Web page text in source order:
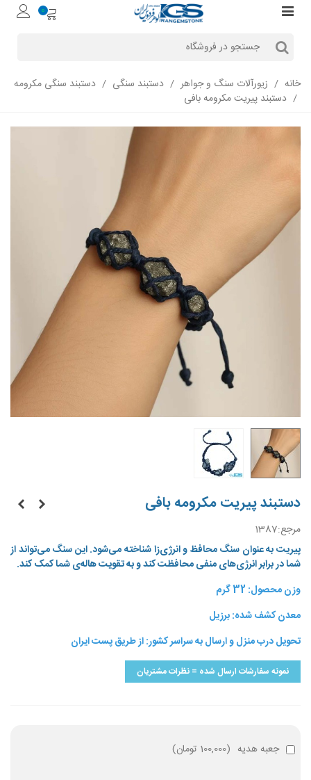
0
خانه / زیورآلات سنگ و جواهر / دستبند سنگی / دستبند سنگی مکرومه‌
/ دستبند پیریت مکرومه بافی
دستبند پیریت مکرومه بافی
مرجع:1387
پیریت به عنوان سنگ محافظ و انرژی‌زا شناخته می‌شود. این سنگ می‌تواند از
شما در برابر انرژی‌های منفی محافظت کند و به تقویت هاله‌ی شما کمک کند.
وزن محصول: 32 گرم
معدن کشف شده: برزیل
تحویل درب منزل و ارسال به سراسر کشور: از طریق پست ایران
نمونه سفارشات ارسال شده = نظرات مشتریان
جعبه هدیه (100,000 تومان )